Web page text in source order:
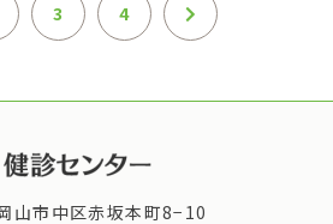
3 4
山市中区赤坂本町8−10